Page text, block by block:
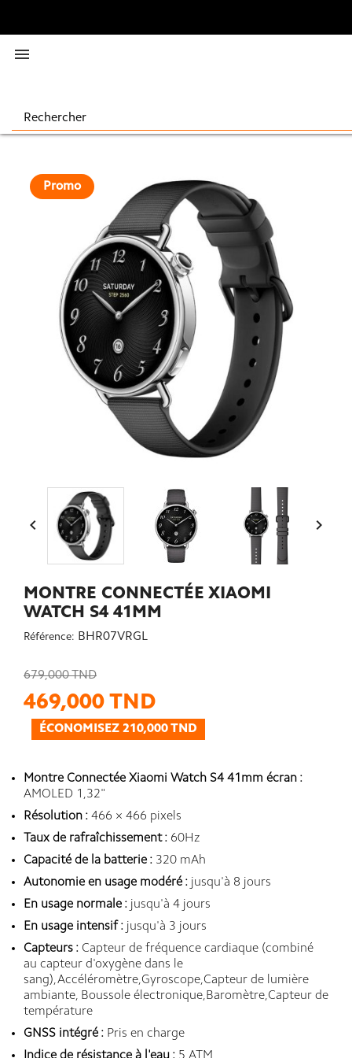

Promo
 
MONTRE CONNECTÉE XIAOMI
WATCH S4 41MM
Référence: BHR07VRGL
679,000 TND
469,000 TND
ÉCONOMISEZ 210,000 TND
Montre Connectée Xiaomi Watch S4 41mm écran :
AMOLED 1,32"
Résolution : 466 × 466 pixels
Taux de rafraîchissement : 60Hz
Capacité de la batterie : 320 mAh
Autonomie en usage modéré : jusqu'à 8 jours
En usage normale : jusqu'à 4 jours
En usage intensif : jusqu'à 3 jours
Capteurs : Capteur de fréquence cardiaque (combiné
au capteur d'oxygène dans le
sang),Accéléromètre,Gyroscope,Capteur de lumière
ambiante, Boussole électronique,Baromètre,Capteur de
température
GNSS intégré : Pris en charge